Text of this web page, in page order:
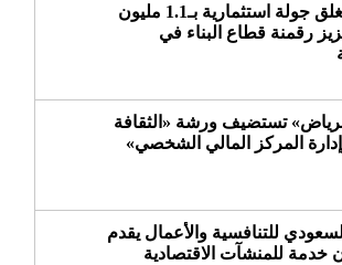
Fitting تغلق جولة استثمارية بـ1.1 مليون
رقمنة قطاع البناء في
تستضيف ورشة «الثقافة
وإدارة المركز المالي الشخصي»
للتنافسية والأعمال يقدم